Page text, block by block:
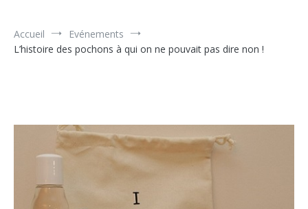
Accueil
Evénements
L’histoire des pochons à qui on ne pouvait pas dire non !